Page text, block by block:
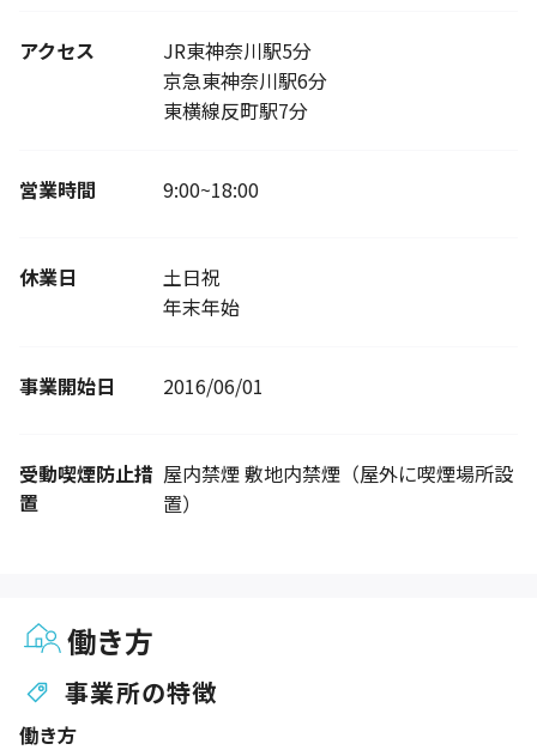
アクセス
JR東神奈川駅5分
京急東神奈川駅6分
東横線反町駅7分
営業時間 9:00~18:00
休業日
土日祝
年末年始
事業開始日 2016/06/01
受動喫煙防止措
置
屋内禁煙 敷地内禁煙（屋外に喫煙場所設
置）
働き方
事業所の特徴
働き方